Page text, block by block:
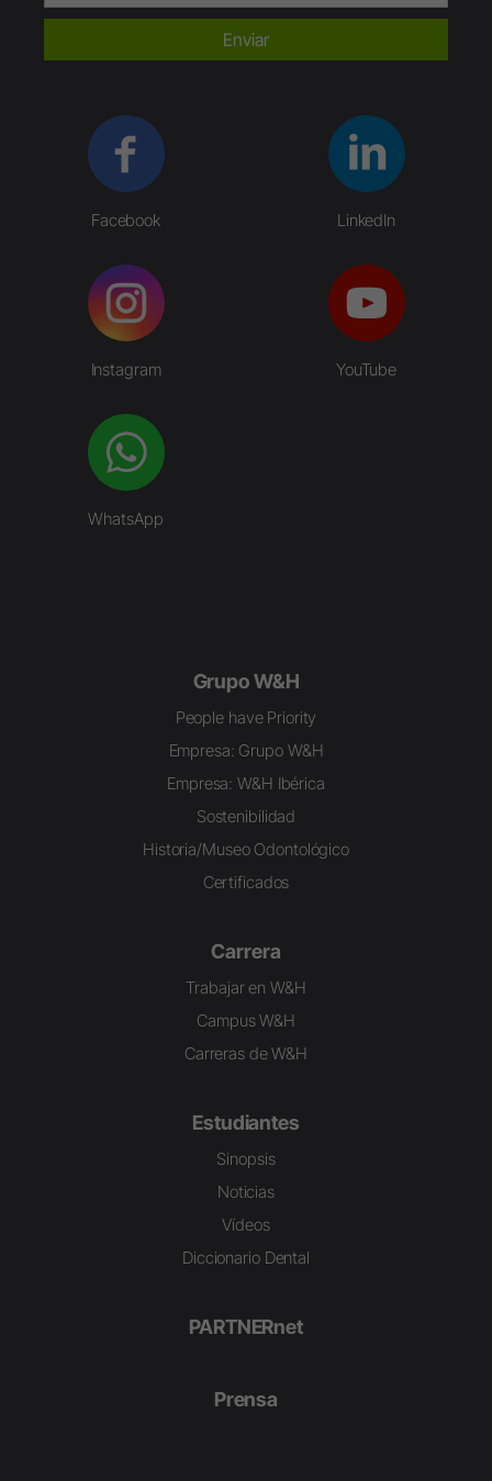
Enviar
Facebook LinkedIn
Instagram YouTube
WhatsApp
Grupo W&H
People have Priority
Empresa: Grupo W&H
Empresa: W&H Ibérica
Sostenibilidad
Historia/Museo Odontológico
Certificados
Carrera
Trabajar en W&H
Campus W&H
Carreras de W&H
Estudiantes
Sinopsis
Noticias
Vídeos
Diccionario Dental
PARTNERnet
Prensa